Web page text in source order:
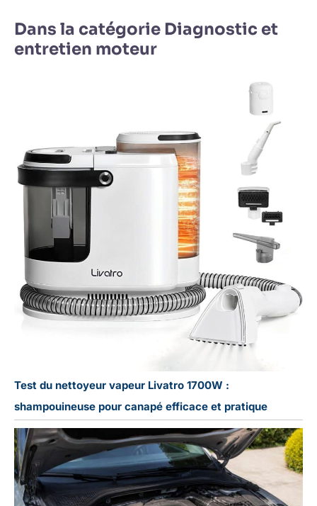
Dans la catégorie Diagnostic et
entretien moteur
Test du nettoyeur vapeur Livatro 1700W :
shampouineuse pour canapé efficace et pratique